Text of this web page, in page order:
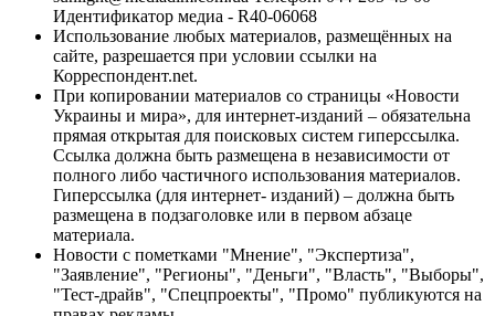
Идентификатор медиа - R40-06068
Использование любых материалов, размещённых на
сайте, разрешается при условии ссылки на
Корреспондент.net.
При копировании материалов со страницы «Новости
Украины и мира», для интернет-изданий – обязательна
прямая открытая для поисковых систем гиперссылка.
Ссылка должна быть размещена в независимости от
полного либо частичного использования материалов.
Гиперссылка (для интернет- изданий) – должна быть
размещена в подзаголовке или в первом абзаце
материала.
Новости с пометками "Мнение", "Экспертиза",
"Заявление", "Регионы", "Деньги", "Власть", "Выборы",
"Тест-драйв", "Спецпроекты", "Промо" публикуются на